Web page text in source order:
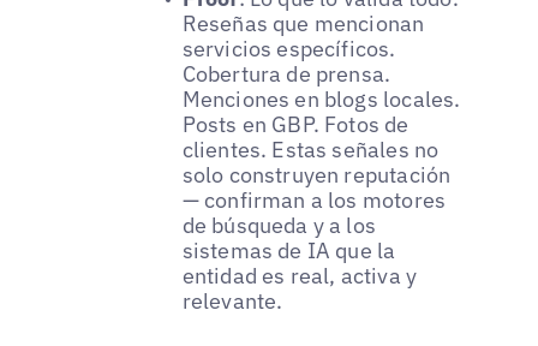
Reseñas que mencionan
servicios específicos.
Cobertura de prensa.
Menciones en blogs locales.
Posts en GBP. Fotos de
clientes. Estas señales no
solo construyen reputación
— confirman a los motores
de búsqueda y a los
sistemas de IA que la
entidad es real, activa y
relevante.